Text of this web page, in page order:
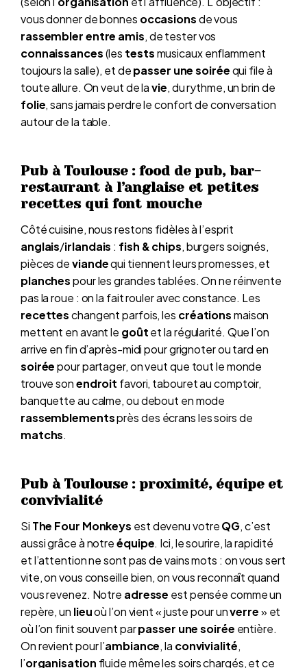
vous donner de bonnes occasionsde vous
rassembler entre amis, de tester vos
connaissances(les testsmusicaux enflamment
toujours la salle), et depasser une soiréequi file à
toute allure. On veut de lavie, du rythme, un brin de
folie, sans jamais perdre le confort de conversation
autour de la table.
Pub à Toulouse : food de pub, bar-
restaurant à l’anglaise et petites
recettes qui font mouche
Côté cuisine, nous restons fidèles à l’esprit
anglais/irlandais : fish & chips, burgers soignés,
pièces deviandequi tiennent leurs promesses, et
planchespour les grandes tablées. On ne réinvente
pas la roue : on la fait rouler avec constance. Les
recetteschangent parfois, les créationsmaison
mettent en avant le goûtet la régularité. Que l’on
arrive en fin d’après-midi pour grignoter ou tard en
soiréepour partager, on veut que tout le monde
trouve sonendroit favori, tabouret au comptoir,
banquette au calme, ou debout en mode
rassemblementsprès des écrans les soirs de
matchs.
Pub à Toulouse : proximité, équipe et
convivialité
Si The Four Monkeys est devenu votreQG, c’est
aussi grâce à notreéquipe. Ici, le sourire, la rapidité
et l’attention ne sont pas de vains mots : on vous sert
vite, on vous conseille bien, on vous reconnaît quand
vous revenez. Notre adresse est pensée comme un
repère, un lieuoù l’on vient « juste pour unverre» et
où l’on finit souvent parpasser une soirée entière.
On revient pour l’ambiance, la convivialité,
l’organisation fluide même les soirs chargés, et ce